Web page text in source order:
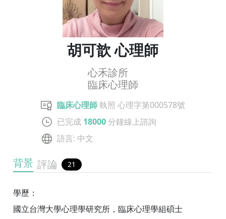
胡可歆 心理師
心禾診所
臨床心理師
臨床心理師 執照 心理字第000578號
已完成 18000 分鐘線上諮詢
語言: 中文
背景 評論 21
學歷：
國立台灣大學心理學研究所，臨床心理學組碩士